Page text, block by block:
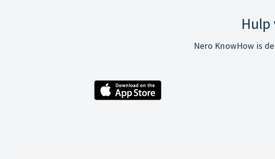
Nero KnowHow is